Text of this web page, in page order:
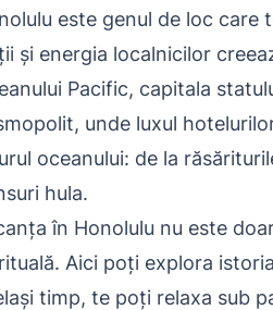
este genul de loc care
și energia localnicilor
Pacific, capitala
unde luxul
oceanului: de la
hula.
în Honolulu nu este
Aici poți explora
timp, te poți relaxa sub